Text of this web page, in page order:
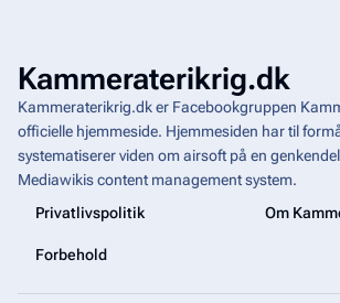
Kammeraterikrig.dk
Kammeraterikrig.dk er Facebookgruppen
officielle hjemmeside. Hjemmesiden har til
systematiserer viden om airsoft på en
Mediawikiscontent management system.
Privatlivspolitik
Om
Forbehold